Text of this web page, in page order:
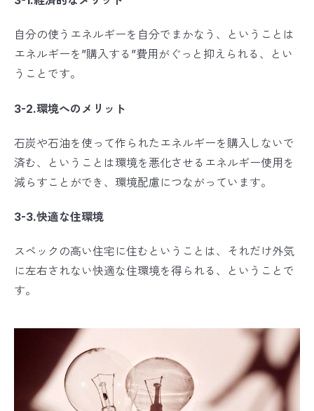
自分の使うエネルギーを自分でまかなう、ということは
エネルギーを”購入する”費用がぐっと抑えられる、とい
うことです。
3-2.環境へのメリット
石炭や石油を使って作られたエネルギーを購入しないで
済む、ということは環境を悪化させるエネルギー使用を
減らすことができ、環境配慮につながっています。
3-3.快適な住環境
スペックの高い住宅に住むということは、それだけ外気
に左右されない快適な住環境を得られる、ということで
す。